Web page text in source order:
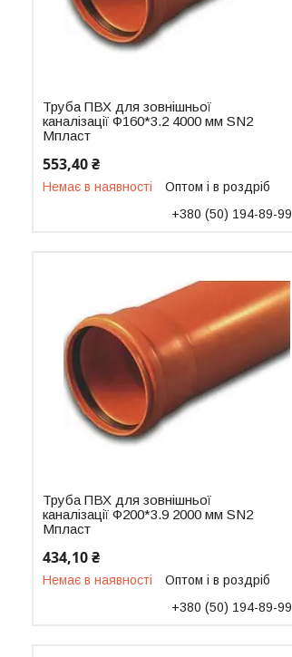
Труба ПВХ для зовнішньої
каналізації Ф160*3.2 4000 мм SN2
Мпласт
553,40 ₴
Немає в наявності
Оптом і в роздріб
+380 (50) 194-89-99
Труба ПВХ для зовнішньої
каналізації Ф200*3.9 2000 мм SN2
Мпласт
434,10 ₴
Немає в наявності
Оптом і в роздріб
+380 (50) 194-89-99